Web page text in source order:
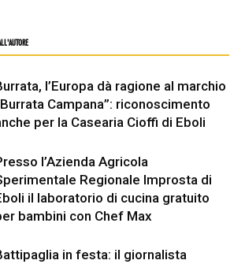
l’Europa dà ragione al marchio
Campana”: riconoscimento
per la Casearia Cioffi di Eboli
l’Azienda Agricola
Regionale Improsta di
il laboratorio di cucina gratuito
bambini con Chef Max
in festa: il giornalista